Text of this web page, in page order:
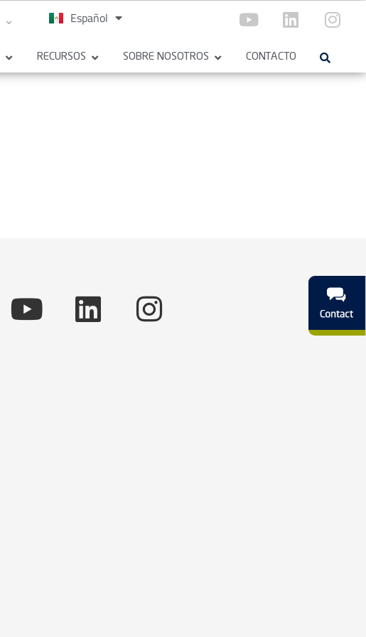
Español
English
RECURSOS SOBRE NOSOTROS CONTACTO